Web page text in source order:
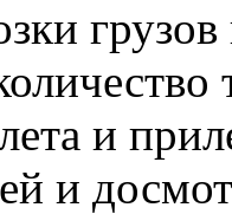
и
и